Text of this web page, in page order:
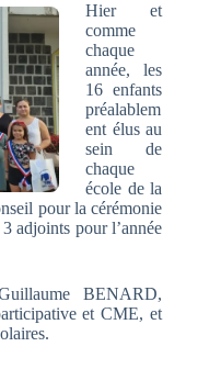
Hier et
comme
chaque
année, les
16 enfants
préalablem
ent élus au
sein de
chaque
école de la
pour la cérémonie
adjoints pour l’année
BENARD,
et CME, et